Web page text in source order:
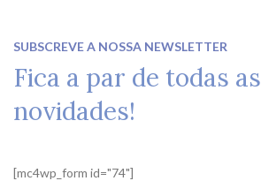
SUBSCREVE A NOSSA NEWSLETTER
Fica a par de todas as
novidades!
[mc4wp_form id="74"]